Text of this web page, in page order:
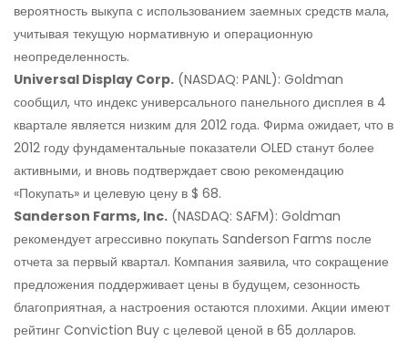
вероятность выкупа с использованием заемных средств мала,
учитывая текущую нормативную и операционную
неопределенность.
Universal Display Corp. (NASDAQ: PANL): Goldman
сообщил, что индекс универсального панельного дисплея в 4
квартале является низким для 2012 года. Фирма ожидает, что в
2012 году фундаментальные показатели OLED станут более
активными, и вновь подтверждает свою рекомендацию
«Покупать» и целевую цену в $ 68.
Sanderson Farms, Inc. (NASDAQ: SAFM): Goldman
рекомендует агрессивно покупать Sanderson Farms после
отчета за первый квартал. Компания заявила, что сокращение
предложения поддерживает цены в будущем, сезонность
благоприятная, а настроения остаются плохими. Акции имеют
рейтинг Conviction Buy с целевой ценой в 65 долларов.